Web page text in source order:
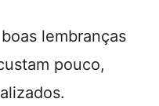
lembranças
pouco,